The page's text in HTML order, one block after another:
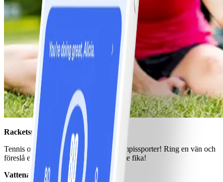
Racketsporter
Tennis och badminton är en riktiga kompissporter! Ring en vän och
föreslå en timmes spel med efterföljande fika!
Vattenaktiviteter